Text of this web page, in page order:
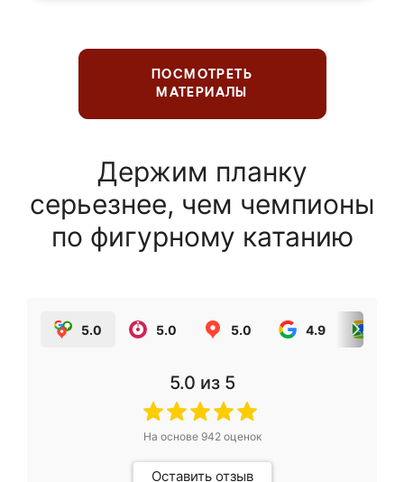
ПОСМОТРЕТЬ
МАТЕРИАЛЫ
Держим планку
серьезнее, чем чемпионы
по фигурному катанию
5.0 5.0 5.0 4.9
5.0 из 5
На основе 942оценок
Оставить отзыв